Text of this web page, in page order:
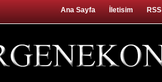
Ana Sayfa İletisim RSS